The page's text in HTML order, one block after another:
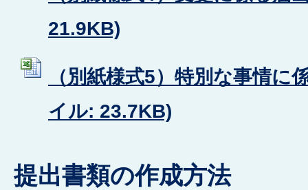
21.9KB)
（別紙様式5）特別な事情に
イル: 23.7KB)
提出書類の作成方法